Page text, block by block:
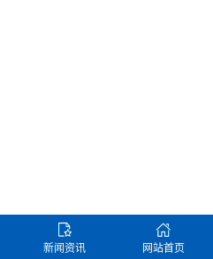
新闻资讯 网站首页